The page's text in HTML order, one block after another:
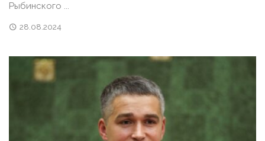
Рыбинского ...
28.08.2024